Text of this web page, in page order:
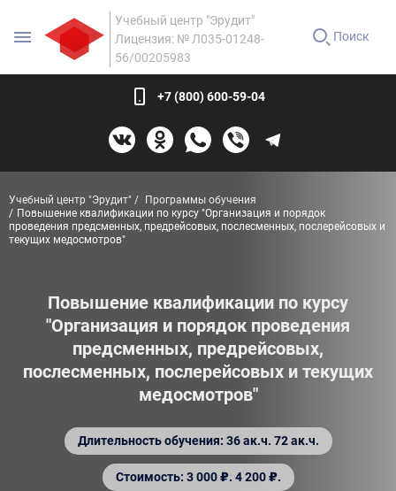
Учебный центр "Эрудит"
Лицензия: № Л035-01248-
56/00205983
Поиск
+7 (800) 600-59-04
Учебный центр "Эрудит"
Программы обучения
Повышение квалификации по курсу "Организация и порядок
проведения предсменных, предрейсовых, послесменных, послерейсовых и
текущих медосмотров"
Повышение квалификации по курсу
"Организация и порядок проведения
предсменных, предрейсовых,
послесменных, послерейсовых и текущих
медосмотров"
Длительность обучения: 36 ак.ч. 72 ак.ч.
Стоимость: 3 000 ₽. 4 200 ₽.